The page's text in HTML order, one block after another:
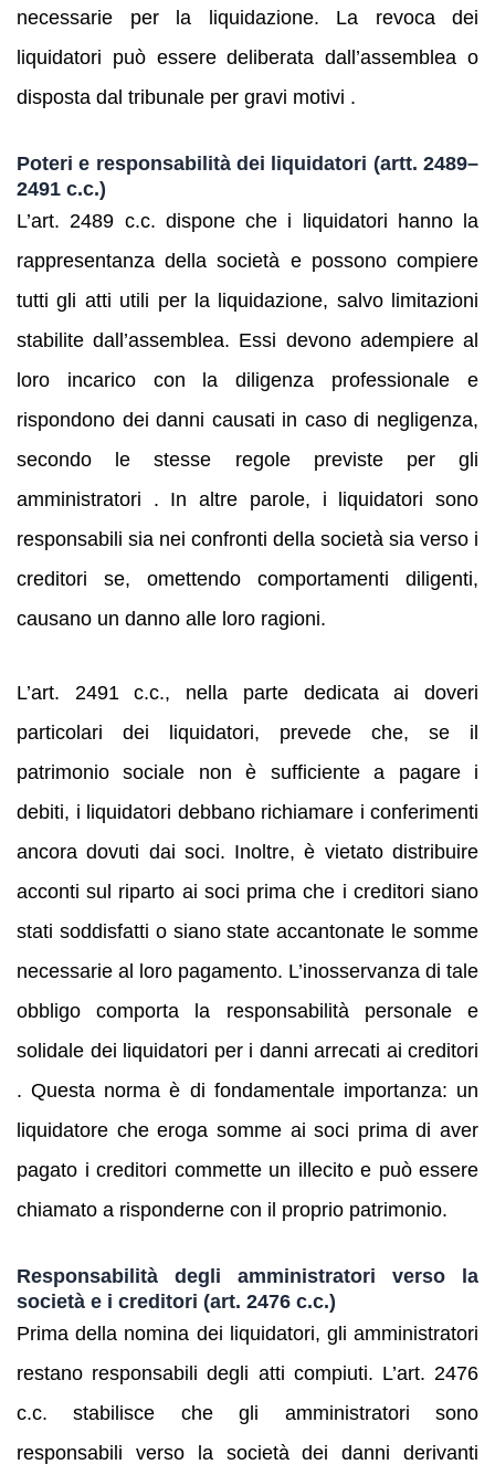
necessarie per la liquidazione. La revoca dei
liquidatori può essere deliberata dall’assemblea o
disposta dal tribunale per gravi motivi .
Poteri e responsabilità dei liquidatori (artt. 2489–
2491 c.c.)
L’art. 2489 c.c. dispone che i liquidatori hanno la
rappresentanza della società e possono compiere
tutti gli atti utili per la liquidazione, salvo limitazioni
stabilite dall’assemblea. Essi devono adempiere al
loro incarico con la diligenza professionale e
rispondono dei danni causati in caso di negligenza,
secondo le stesse regole previste per gli
amministratori . In altre parole, i liquidatori sono
responsabili sia nei confronti della società sia verso i
creditori se, omettendo comportamenti diligenti,
causano un danno alle loro ragioni.
L’art. 2491 c.c., nella parte dedicata ai doveri
particolari dei liquidatori, prevede che, se il
patrimonio sociale non è sufficiente a pagare i
debiti, i liquidatori debbano richiamare i conferimenti
ancora dovuti dai soci. Inoltre, è vietato distribuire
acconti sul riparto ai soci prima che i creditori siano
stati soddisfatti o siano state accantonate le somme
necessarie al loro pagamento. L’inosservanza di tale
obbligo comporta la responsabilità personale e
solidale dei liquidatori per i danni arrecati ai creditori
. Questa norma è di fondamentale importanza: un
liquidatore che eroga somme ai soci prima di aver
pagato i creditori commette un illecito e può essere
chiamato a risponderne con il proprio patrimonio.
Responsabilità degli amministratori verso la
società e i creditori (art. 2476 c.c.)
Prima della nomina dei liquidatori, gli amministratori
restano responsabili degli atti compiuti. L’art. 2476
c.c. stabilisce che gli amministratori sono
responsabili verso la società dei danni derivanti